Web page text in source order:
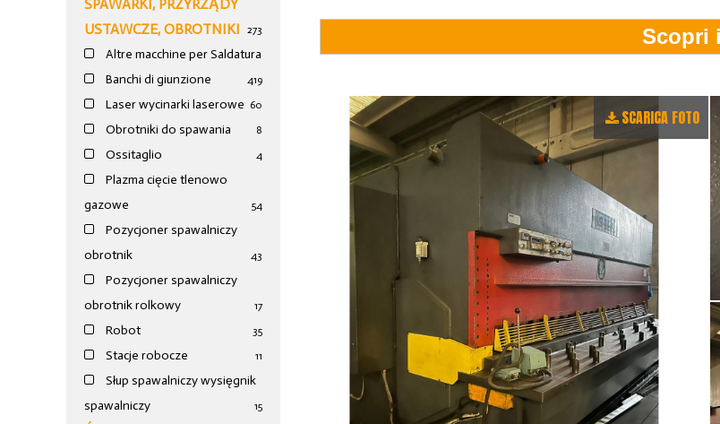
SPAWARKI, PRZYRZĄDY
USTAWCZE, OBROTNIKI
273
Altre macchine per Saldatura
19
Banchi di giunzione 4
Laser wycinarki laserowe 60
Obrotniki do spawania 8
Ossitaglio 4
Plazma cięcie tlenowo
gazowe
54
Pozycjoner spawalniczy
obrotnik
43
Pozycjoner spawalniczy
obrotnik rolkowy
17
Robot 35
Stacje robocze 11
Słup spawalniczy wysięgnik
spawalniczy
15
SCARICA FOTO